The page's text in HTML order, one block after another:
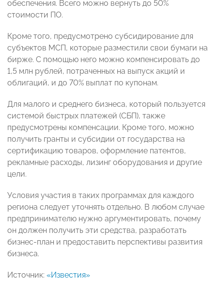
обеспечения. Всего можно вернуть до 50%
стоимости ПО.
Кроме того, предусмотрено субсидирование для
субъектов МСП, которые разместили свои бумаги на
бирже. С помощью него можно компенсировать до
1,5 млн рублей, потраченных на выпуск акций и
облигаций, и до 70% выплат по купонам.
Для малого и среднего бизнеса, который пользуется
системой быстрых платежей (СБП), также
предусмотрены компенсации. Кроме того, можно
получить гранты и субсидии от государства на
сертификацию товаров, оформление патентов,
рекламные расходы, лизинг оборудования и другие
цели.
Условия участия в таких программах для каждого
региона следует уточнять отдельно. В любом случае
предпринимателю нужно аргументировать, почему
он должен получить эти средства, разработать
бизнес-план и предоставить перспективы развития
бизнеса.
Источник: «Известия»